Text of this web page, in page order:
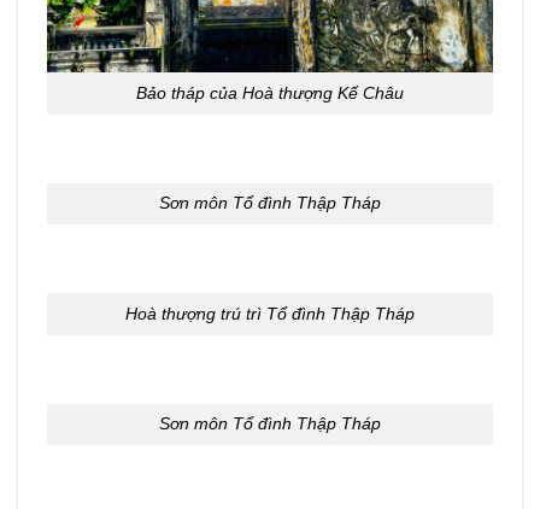
Bảo tháp của Hoà thượng Kế Châu
Sơn môn Tổ đình Thập Tháp
Hoà thượng trú trì Tổ đình Thập Tháp
Sơn môn Tổ đình Thập Tháp